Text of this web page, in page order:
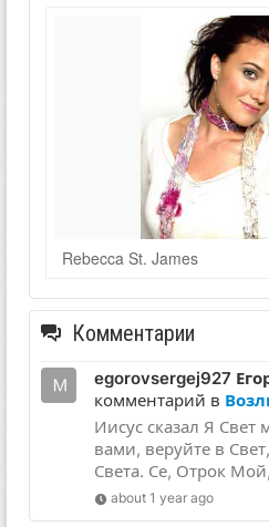
Rebecca St. James
Комментарии
egorovsergej927
комментарий в
Иисус сказал Я Свет
вами, веруйте в
Света. Се, Отрок
about 1 year ago